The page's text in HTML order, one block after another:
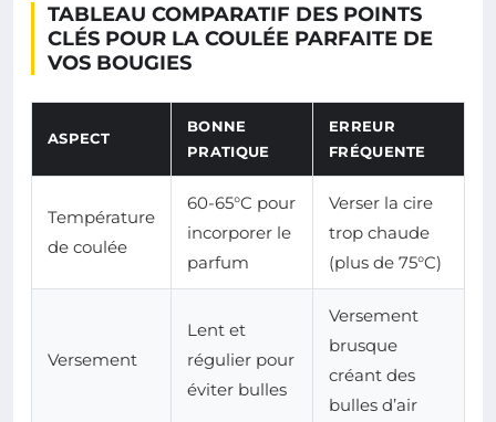
TABLEAU COMPARATIF DES POINTS
CLÉS POUR LA COULÉE PARFAITE DE
VOS BOUGIES
ASPECT
BONNE
PRATIQUE
ERREUR
FRÉQUENTE
Température
de coulée
60-65°C pour
incorporer le
parfum
Verser la cire
trop chaude
(plus de 75°C)
Versement
Lent et
régulier pour
éviter bulles
Versement
brusque
créant des
bulles d’air